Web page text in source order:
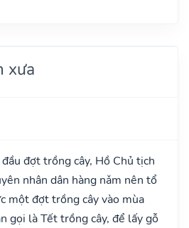
xưa
đợt trồng cây, Hồ Chủ tịch
nhân dân hàng nǎm nên tổ
một đợt trồng cây vào mùa
gọi là Tết trồng cây, để lấy gỗ